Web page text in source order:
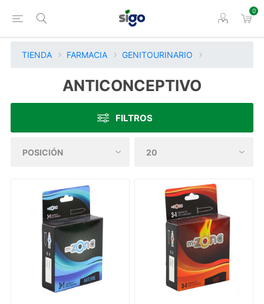
0
TIENDA FARMACIA GENITOURINARIO
ANTICONCEPTIVO
FILTROS